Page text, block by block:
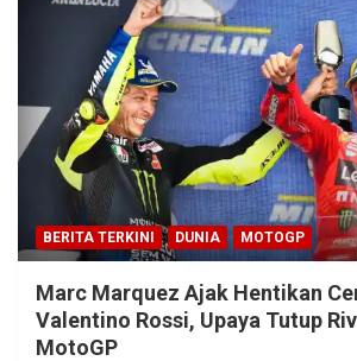
BERITA TERKINI DUNIA MOTOGP
Marc Marquez Ajak Hentikan
Valentino Rossi, Upaya Tutup
MotoGP